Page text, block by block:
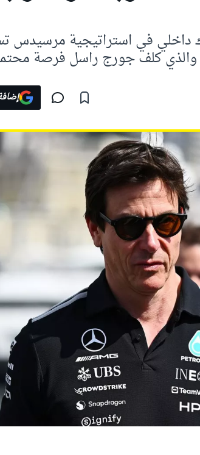
داخلي في استراتيجية
والذي كلف جورج راسل فرصة